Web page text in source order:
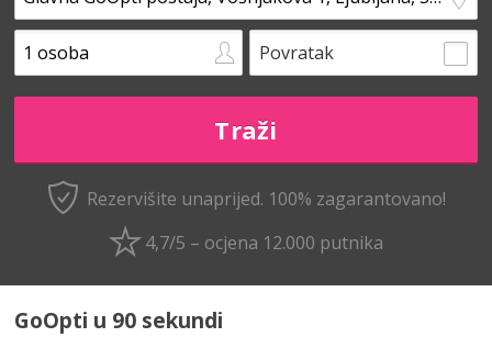
Povratak
Rezervišite unaprijed. 100% zagarantovano!
4,7/5 – ocjena 12.000 putnika
GoOpti u 90 sekundi